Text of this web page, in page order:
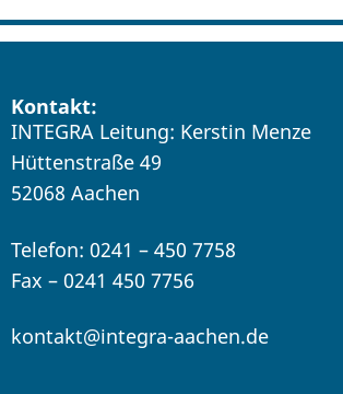
Kontakt:
INTEGRA Leitung: Kerstin Menze
Hüttenstraße 49
52068 Aachen
Telefon: 0241 – 450 7758
Fax – 0241 450 7756
kontakt@integra-aachen.de